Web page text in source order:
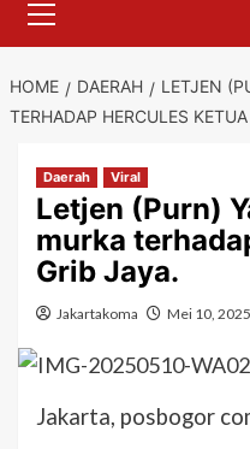
Menu
HOME DAERAH
LETJEN
TERHADAP HERCULES
Daerah Viral
Letjen (Purn)
murka
Grib Jaya.
Jakartakoma Mei 10, 2025
Jakarta, posbogor